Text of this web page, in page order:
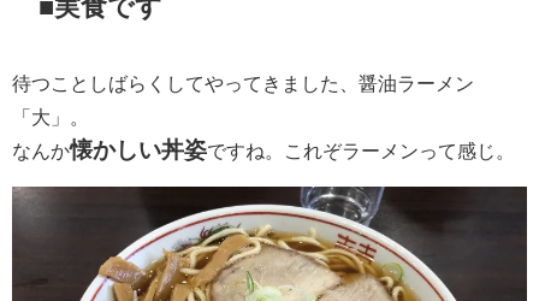
■実食です
待つことしばらくしてやってきました、醤油ラーメン
「大」。
なんか懐かしい丼姿ですね。これぞラーメンって感じ。